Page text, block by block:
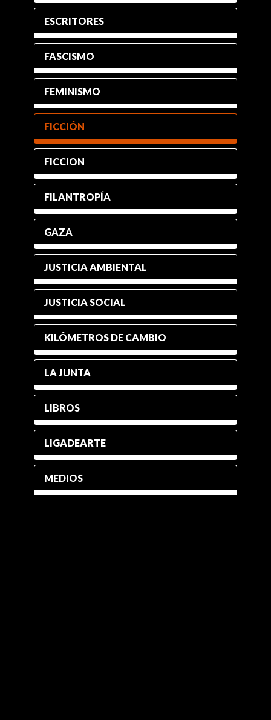
ESCRITORES
FASCISMO
FEMINISMO
FICCIÓN
FICCION
FILANTROPÍA
GAZA
JUSTICIA AMBIENTAL
JUSTICIA SOCIAL
KILÓMETROS DE CAMBIO
LA JUNTA
LIBROS
LIGADEARTE
MEDIOS